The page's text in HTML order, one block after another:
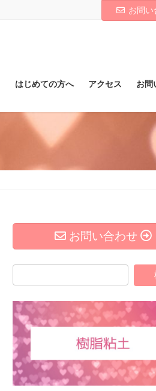
お問い
はじめての方へ アクセス お問
お問い合わせ